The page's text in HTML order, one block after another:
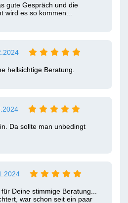
gute Gespräch und die
wird es so kommen...
hellsichtige Beratung.
Da sollte man unbedingt
Deine stimmige Beratung...
war schon seit ein paar